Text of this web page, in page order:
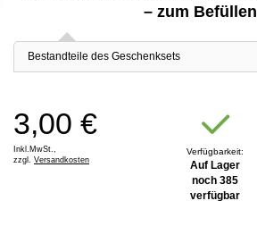
– zum Befüllen
Bestandteile des Geschenksets
3,00 €
Inkl.MwSt.,
zzgl. Versandkosten
Verfügbarkeit:
Auf Lager
noch 385
verfügbar